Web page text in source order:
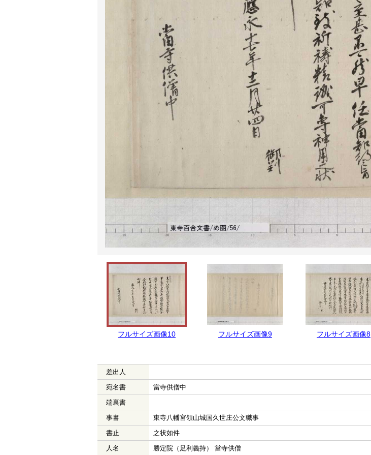
フルサイズ画像10 フルサイズ画像9 フルサイズ画像8
差出人
宛名書
當寺供僧中
端裏書
事書
東寺八幡宮領山城国久世庄公文職事
書止
之状如件
人名
勝定院（足利義持） 當寺供僧